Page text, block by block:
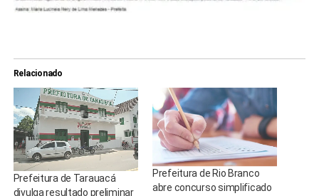
Relacionado
Prefeitura de Tarauacá
divulga resultado preliminar
Prefeitura de Rio Branco
abre concurso simplificado